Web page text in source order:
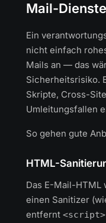
Mail-
Ein
nicht einfach
Mails an — das
Sicherheitsrisiko.
Skripte, Cross-
Umleitungsfallen
So gehen gute
HTML-
Das E-Mail-HTML
einen Sanitizer
entfernt <script>